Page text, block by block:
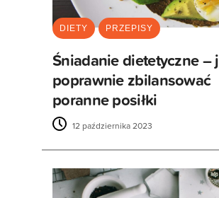
DIETY PRZEPISY
Śniadanie dietetyczne –
poprawnie zbilansować
poranne posiłki
12 października 2023